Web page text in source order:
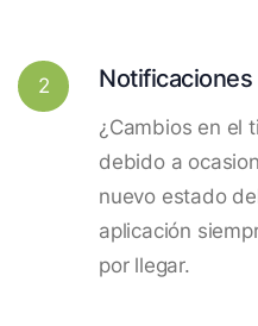
2 Notificaciones
¿Cambios en el
debido a
nuevo estado
aplicación
por llegar.